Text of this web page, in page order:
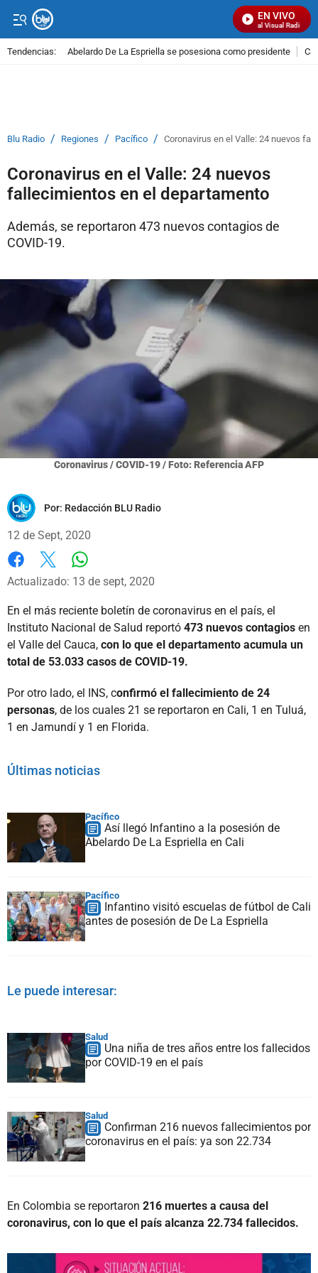
EN VIVO
Señal Visual Radio
Tendencias: Abelardo De La Espriella se posesiona como presidente
Blu Radio / Regiones / Pacífico / Coronavirus en el Valle: 24 nuevos
Coronavirus en el Valle: 24 nuevos
fallecimientos en el departamento
Además, se reportaron 473 nuevos contagios de
COVID-19.
Coronavirus / COVID-19 / Foto: Referencia AFP
Por: Redacción BLU Radio
12 de Sept, 2020
Facebook
X
Actualizado: 13 de sept, 2020
En el más reciente boletín de coronavirus en el país, el
Instituto Nacional de Salud reportó 473 nuevos contagios en
el Valle del Cauca, con lo que el departamento acumula un
total de 53.033 casos de COVID-19.
Por otro lado, el INS, confirmó el fallecimiento de 24
personas, de los cuales 21 se reportaron en Cali, 1 en Tuluá,
1 en Jamundí y 1 en Florida.
Últimas noticias
Pacífico
Así llegó Infantino a la posesión de
Abelardo De La Espriella en Cali
Pacífico
Infantino visitó escuelas de fútbol de Cali
antes de posesión de De La Espriella
Le puede interesar:
Salud
Una niña de tres años entre los fallecidos
por COVID-19 en el país
Salud
Confirman 216 nuevos fallecimientos por
coronavirus en el país: ya son 22.734
En Colombia se reportaron 216 muertes a causa del
coronavirus, con lo que el país alcanza 22.734 fallecidos.